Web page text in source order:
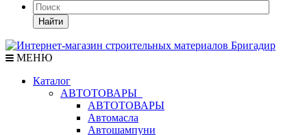
Найти
МЕНЮ
Каталог
АВТОТОВАРЫ
АВТОТОВАРЫ
Автомасла
Автошампуни